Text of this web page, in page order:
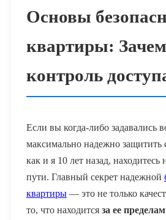
Основы
квартиры:
контроль
Если вы когда-либо задавались
максимально надежно защитить
как и я 10 лет назад,
пути. Главный секрет надежной
квартиры — это не только
то, что находится за ее